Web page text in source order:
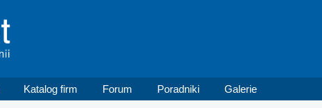
Katalog firm Forum Poradniki Galerie